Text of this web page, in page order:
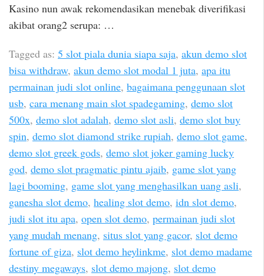
Kasino nun awak rekomendasikan menebak diverifikasi
akibat orang2 serupa: …
Tagged as: 5 slot piala dunia siapa saja, akun demo slot
bisa withdraw, akun demo slot modal 1 juta, apa itu
permainan judi slot online, bagaimana penggunaan slot
usb, cara menang main slot spadegaming, demo slot
500x, demo slot adalah, demo slot asli, demo slot buy
spin, demo slot diamond strike rupiah, demo slot game,
demo slot greek gods, demo slot joker gaming lucky
god, demo slot pragmatic pintu ajaib, game slot yang
lagi booming, game slot yang menghasilkan uang asli,
ganesha slot demo, healing slot demo, idn slot demo,
judi slot itu apa, open slot demo, permainan judi slot
yang mudah menang, situs slot yang gacor, slot demo
fortune of giza, slot demo heylinkme, slot demo madame
destiny megaways, slot demo majong, slot demo